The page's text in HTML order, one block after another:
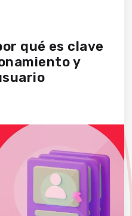
qué es clave
y